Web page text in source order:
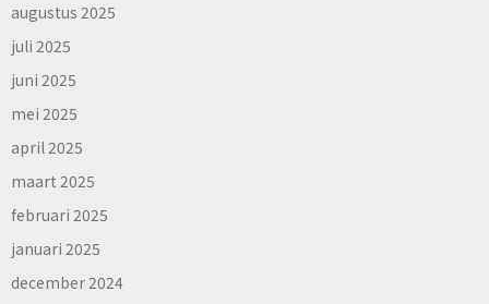
augustus 2025
juli 2025
juni 2025
mei 2025
april 2025
maart 2025
februari 2025
januari 2025
december 2024